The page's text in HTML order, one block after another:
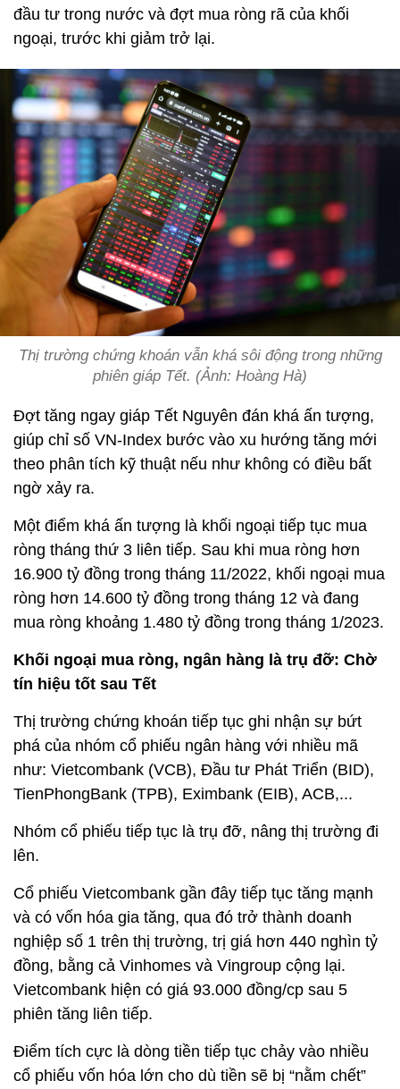
đầu tư trong nước và đợt mua ròng rã của khối
ngoại, trước khi giảm trở lại.
Thị trường chứng khoán vẫn khá sôi động trong những
phiên giáp Tết. (Ảnh: Hoàng Hà)
Đợt tăng ngay giáp Tết Nguyên đán khá ấn tượng,
giúp chỉ số VN-Index bước vào xu hướng tăng mới
theo phân tích kỹ thuật nếu như không có điều bất
ngờ xảy ra.
Một điểm khá ấn tượng là khối ngoại tiếp tục mua
ròng tháng thứ 3 liên tiếp. Sau khi mua ròng hơn
16.900 tỷ đồng trong tháng 11/2022, khối ngoại mua
ròng hơn 14.600 tỷ đồng trong tháng 12 và đang
mua ròng khoảng 1.480 tỷ đồng trong tháng 1/2023.
Khối ngoại mua ròng, ngân hàng là trụ đỡ: Chờ
tín hiệu tốt sau Tết
Thị trường chứng khoán tiếp tục ghi nhận sự bứt
phá của nhóm cổ phiếu ngân hàng với nhiều mã
như: Vietcombank (VCB), Đầu tư Phát Triển (BID),
TienPhongBank (TPB), Eximbank (EIB), ACB,...
Nhóm cổ phiếu tiếp tục là trụ đỡ, nâng thị trường đi
lên.
Cổ phiếu Vietcombank gần đây tiếp tục tăng mạnh
và có vốn hóa gia tăng, qua đó trở thành doanh
nghiệp số 1 trên thị trường, trị giá hơn 440 nghìn tỷ
đồng, bằng cả Vinhomes và Vingroup cộng lại.
Vietcombank hiện có giá 93.000 đồng/cp sau 5
phiên tăng liên tiếp.
Điểm tích cực là dòng tiền tiếp tục chảy vào nhiều
cổ phiếu vốn hóa lớn cho dù tiền sẽ bị “nằm chết”